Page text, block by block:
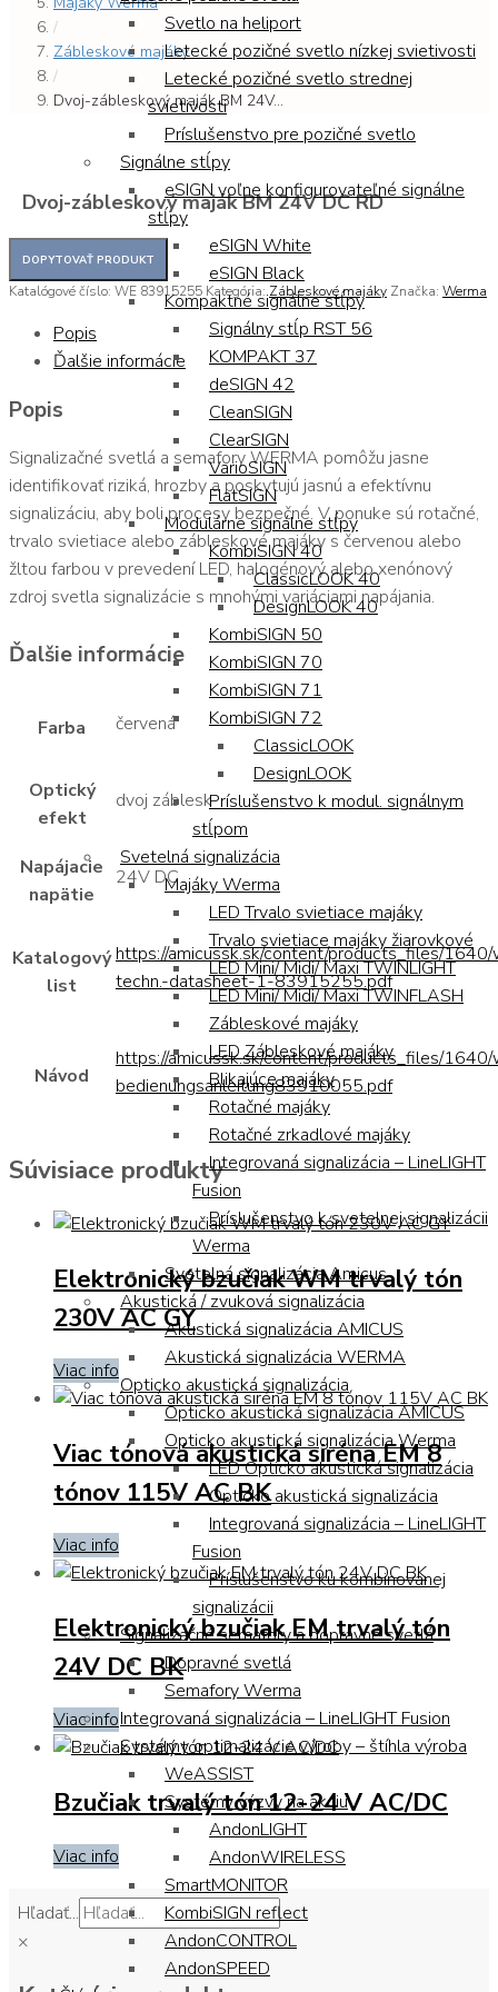
Svetlo na heliport
Letecké pozičné svetlo nízkej svietivosti
Letecké pozičné svetlo strednej
svietivosti
Príslušenstvo pre pozičné svetlo
Signálne stĺpy
eSIGN voľne konfigurovateľné signálne
stĺpy
eSIGN White
eSIGN Black
Kompaktné signálne stĺpy
Signálny stĺp RST 56
KOMPAKT 37
deSIGN 42
CleanSIGN
ClearSIGN
VarioSIGN
FlatSIGN
Modulárne signálne stĺpy
KombiSIGN 40
ClassicLOOK 40
DesignLOOK 40
KombiSIGN 50
KombiSIGN 70
KombiSIGN 71
KombiSIGN 72
ClassicLOOK
DesignLOOK
Príslušenstvo k modul. signálnym
stĺpom
Svetelná signalizácia
Majáky Werma
LED Trvalo svietiace majáky
Trvalo svietiace majáky žiarovkové
LED Mini/ Midi/ Maxi TWINLIGHT
LED Mini/ Midi/ Maxi TWINFLASH
Zábleskové majáky
LED Zábleskové majáky
Blikajúce majáky
Rotačné majáky
Rotačné zrkadlové majáky
Integrovaná signalizácia – LineLIGHT
Fusion
Príslušenstvo k svetelnej signalizácii
Werma
Svetelná signalizácia Amicus
Akustická / zvuková signalizácia
Akustická signalizácia AMICUS
Akustická signalizácia WERMA
Opticko akustická signalizácia
Opticko akustická signalizácia AMICUS
Opticko akustická signalizácia Werma
LED Opticko akustická signalizácia
Opticko akustická signalizácia
Integrovaná signalizácia – LineLIGHT
Fusion
Príslušenstvo ku kombinovanej
signalizácii
Signalizačné semafory a dopravné svetlá
Dopravné svetlá
Semafory Werma
Integrovaná signalizácia – LineLIGHT Fusion
Systémy optimalizácie výroby – štíhla výroba
WeASSIST
Systémy výzvy na akciu
AndonLIGHT
AndonWIRELESS
SmartMONITOR
KombiSIGN reflect
AndonCONTROL
AndonSPEED
/
Zábleskové majáky
/
Dvoj-zábleskový maják BM 24V...
Dvoj-zábleskový maják BM 24V DC RD
Katalógové číslo: WE 83915255 Kategória:Zábleskové majáky Značka: Werma
Popis
Ďalšie informácie
Popis
Signalizačné svetlá a semafory WERMA pomôžu jasne
identifikovať riziká, hrozby a poskytujú jasnú a efektívnu
signalizáciu, aby boli procesy bezpečné. V ponuke sú rotačné,
trvalo svietiace alebo zábleskové majáky s červenou alebo
žltou farbou v prevedení LED, halogénový alebo xenónový
zdroj svetla signalizácie s mnohými variáciami napájania.
Ďalšie informácie
Farba červená
Optický
efekt
dvoj záblesk
Napájacie
napätie
24V DC
Katalogový
list
https://amicussk.sk/content/products_files/
techn.-datasheet-1-83915255.pdf
Návod
https://amicussk.sk/content/products_files/
bedienungsanleitung83910055.pdf
Súvisiace produkty
Elektronický bzučiak WM trvalý tón
230V AC GY
Viac info
Viac tónová akustická siréna EM 8
tónov 115V AC BK
Viac info
Elektronický bzučiak EM trvalý tón
24V DC BK
Viac info
Bzučiak trvalý tón 12-24 V AC/DC
Viac info
Hľadať...
×